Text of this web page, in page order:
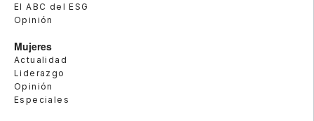
El ABC del ESG
Opinión
Mujeres
Actualidad
Liderazgo
Opinión
Especiales